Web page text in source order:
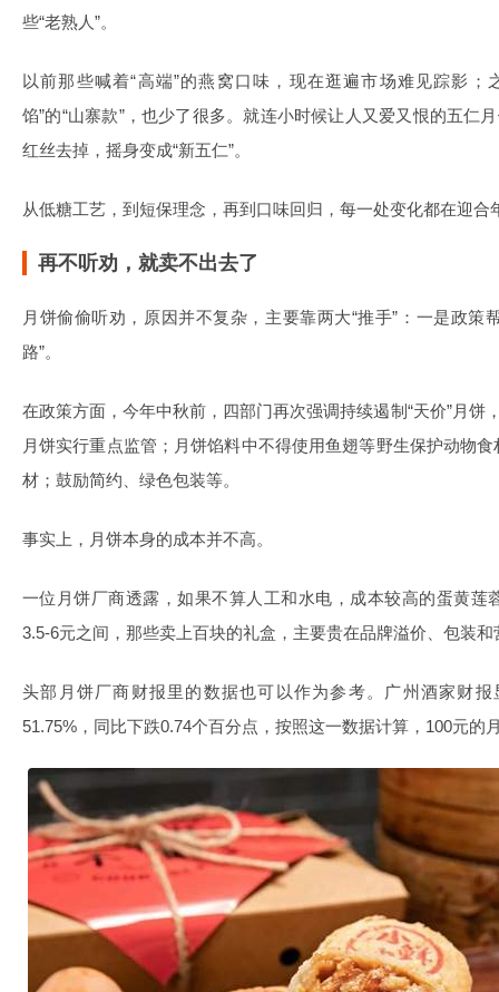
些“老熟人”。
以前那些喊着“高端”的燕窝口味，现在逛遍市场难见踪影；
馅”的“山寨款”，也少了很多。就连小时候让人又爱又恨的五仁
红丝去掉，摇身变成“新五仁”。
从低糖工艺，到短保理念，再到口味回归，每一处变化都在迎合
再不听劝，就卖不出去了
月饼偷偷听劝，原因并不复杂，主要靠两大“推手”：一是政策
路”。
在政策方面，今年中秋前，四部门再次强调持续遏制“天价”月饼
月饼实行重点监管；月饼馅料中不得使用鱼翅等野生保护动物
材；鼓励简约、绿色包装等。
事实上，月饼本身的成本并不高。
一位月饼厂商透露，如果不算人工和水电，成本较高的蛋黄莲
3.5-6元之间，那些卖上百块的礼盒，主要贵在品牌溢价、包装和
头部月饼厂商财报里的数据也可以作为参考。广州酒家财
51.75%，同比下跌0.74个百分点，按照这一数据计算，100元的